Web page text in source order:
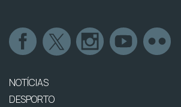
NOTÍCIAS
DESPORTO